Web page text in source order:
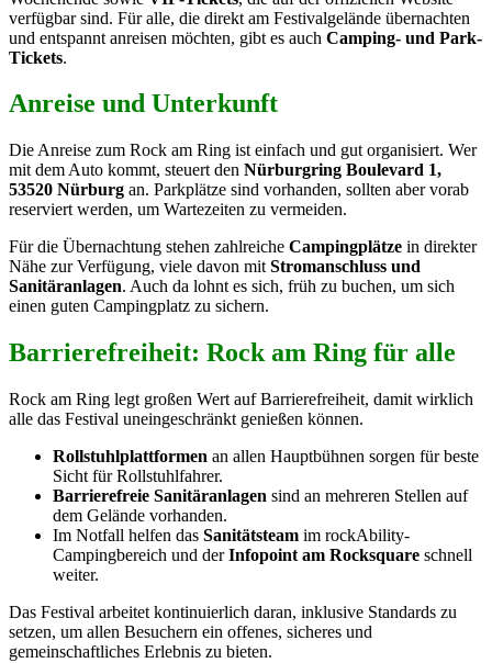
verfügbar sind. Für alle, die direkt am Festivalgelände übernachten
und entspannt anreisen möchten, gibt es auch Camping- und Park-
Tickets.
Anreise und Unterkunft
Die Anreise zum Rock am Ring ist einfach und gut organisiert. Wer
mit dem Auto kommt, steuert den Nürburgring Boulevard 1,
53520 Nürburg an. Parkplätze sind vorhanden, sollten aber vorab
reserviert werden, um Wartezeiten zu vermeiden.
Für die Übernachtung stehen zahlreiche Campingplätze in direkter
Nähe zur Verfügung, viele davon mit Stromanschluss und
Sanitäranlagen. Auch da lohnt es sich, früh zu buchen, um sich
einen guten Campingplatz zu sichern.
Barrierefreiheit: Rock am Ring für alle
Rock am Ring legt großen Wert auf Barrierefreiheit, damit wirklich
alle das Festival uneingeschränkt genießen können.
Rollstuhlplattformen an allen Hauptbühnen sorgen für beste
Sicht für Rollstuhlfahrer.
Barrierefreie Sanitäranlagen sind an mehreren Stellen auf
dem Gelände vorhanden.
Im Notfall helfen das Sanitätsteam im rockAbility-
Campingbereich und derInfopoint am Rocksquare schnell
weiter.
Das Festival arbeitet kontinuierlich daran, inklusive Standards zu
setzen, um allen Besuchern ein offenes, sicheres und
gemeinschaftliches Erlebnis zu bieten.